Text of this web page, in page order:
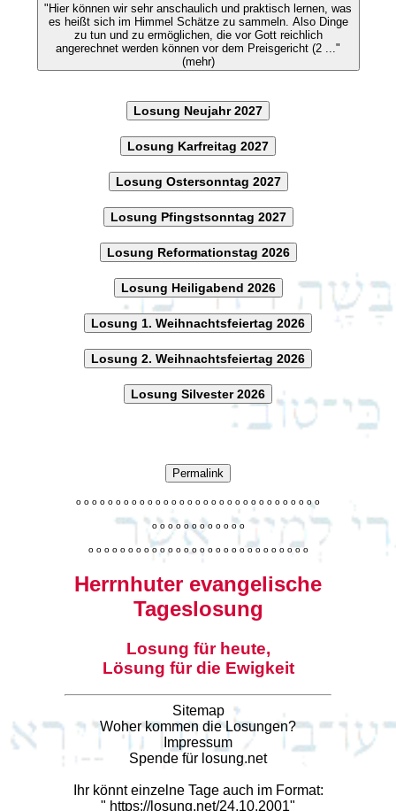
"Hier können wir sehr anschaulich und praktisch lernen, was
es heißt sich im Himmel Schätze zu sammeln. Also Dinge
zu tun und zu ermöglichen, die vor Gott reichlich
angerechnet werden können vor dem Preisgericht (2 ..."
(mehr)
Losung Neujahr 2027
Losung Karfreitag 2027
Losung Ostersonntag 2027
Losung Pfingstsonntag 2027
Losung Reformationstag 2026
Losung Heiligabend 2026
Losung 1. Weihnachtsfeiertag 2026
Losung 2. Weihnachtsfeiertag 2026
Losung Silvester 2026
Permalink
o o o o o o o o o o o o o o o o o o o o o o o o o o o o o o o
o o o o o o o o o o o o
o o o o o o o o o o o o o o o o o o o o o o o o o o o o
Herrnhuter evangelische
Tageslosung
Losung für heute,
Lösung für die Ewigkeit
Sitemap
Woher kommen die Losungen?
Impressum
Spende für losung.net
Ihr könnt einzelne Tage auch im Format:
" https://losung.net/24.10.2001"